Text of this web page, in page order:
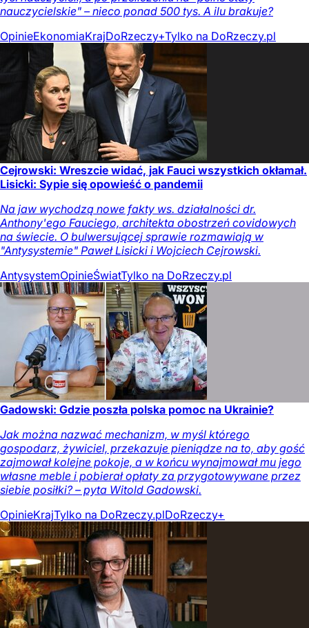
nauczycielskie" – nieco ponad 500 tys. A ilu brakuje?
OpinieEkonomiaKrajDoRzeczy+Tylko na DoRzeczy.pl
Cejrowski: Wreszcie widać, jak Fauci wszystkich okłamał.
Lisicki: Sypie się opowieść o pandemii
Na jaw wychodzą nowe fakty ws. działalności dr.
Anthony'ego Fauciego, architekta obostrzeń covidowych
na świecie. O bulwersującej sprawie rozmawiają w
"Antysystemie" Paweł Lisicki i Wojciech Cejrowski.
AntysystemOpinieŚwiatTylko na DoRzeczy.pl
Gadowski: Gdzie poszła polska pomoc na Ukrainie?
Jak można nazwać mechanizm, w myśl którego
gospodarz, żywiciel, przekazuje pieniądze na to, aby gość
zajmował kolejne pokoje, a w końcu wynajmował mu jego
własne meble i pobierał opłaty za przygotowywane przez
siebie posiłki? – pyta Witold Gadowski.
OpinieKrajTylko na DoRzeczy.plDoRzeczy+